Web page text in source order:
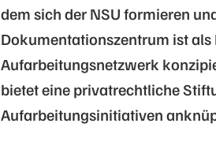
dem sich der NSU formieren
Dokumentationszentrum ist
Aufarbeitungsnetzwerk
bietet eine privatrechtliche
Aufarbeitungsinitiativen